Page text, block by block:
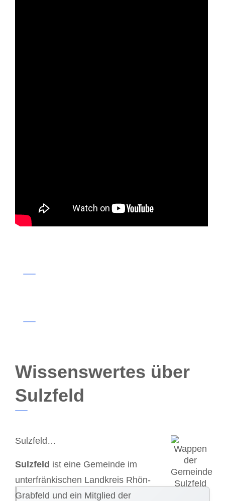
Wissenswertes über
Sulzfeld
Sulzfeld…
Sulzfeld ist eine Gemeinde im
unterfränkischen Landkreis Rhön-
Grabfeld und ein Mitglied der